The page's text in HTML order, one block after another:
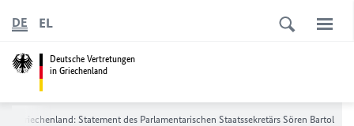
Deutsche Vertretungen
in Griechenland
DE EL
in Griechenland: Statement des Parlamentarischen Staatssekretärs Sören Bartol